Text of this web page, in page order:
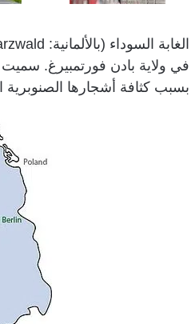
في ‏ولاية بادن فورتمبيرغ. سميت
بسبب كثافة أشجارها